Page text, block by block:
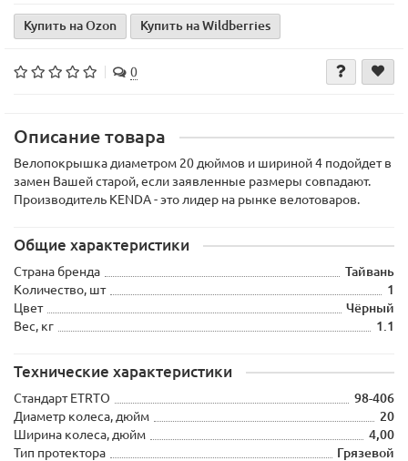
Купить на Ozon Купить на Wildberries
0
Описание товара
Велопокрышка диаметром 20 дюймов и шириной 4 подойдет в
замен Вашей старой, если заявленные размеры совпадают.
Производитель KENDA - это лидер на рынке велотоваров.
Общие характеристики
Страна бренда
Тайвань
Количество, шт
1
Цвет
Чёрный
Вес, кг
1.1
Технические характеристики
Стандарт ETRTO
98-406
Диаметр колеса, дюйм
20
Ширина колеса, дюйм
4,00
Тип протектора
Грязевой